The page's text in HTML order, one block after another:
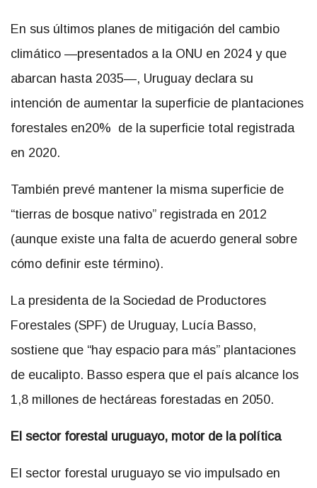
En sus últimos planes de mitigación del cambio
climático —presentados a la ONU en 2024 y que
abarcan hasta 2035—, Uruguay declara su
intención de aumentar la superficie de plantaciones
forestales en20% de la superficie total registrada
en 2020.
También prevé mantener la misma superficie de
“tierras de bosque nativo” registrada en 2012
(aunque existe una falta de acuerdo general sobre
cómo definir este término).
La presidenta de la Sociedad de Productores
Forestales (SPF) de Uruguay, Lucía Basso,
sostiene que “hay espacio para más” plantaciones
de eucalipto. Basso espera que el país alcance los
1,8 millones de hectáreas forestadas en 2050.
El sector forestal uruguayo, motor de la política
El sector forestal uruguayo se vio impulsado en